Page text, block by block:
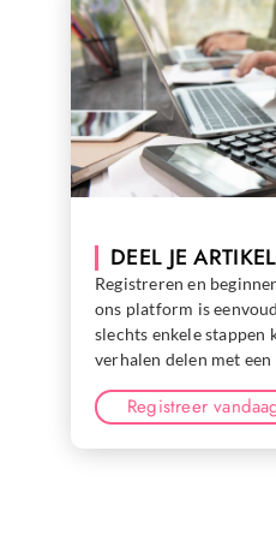
DEEL JE
Registreren en
ons platform is
slechts enkele stappen
verhalen delen met
Registreer